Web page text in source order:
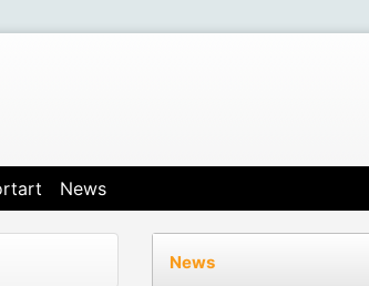
News
News